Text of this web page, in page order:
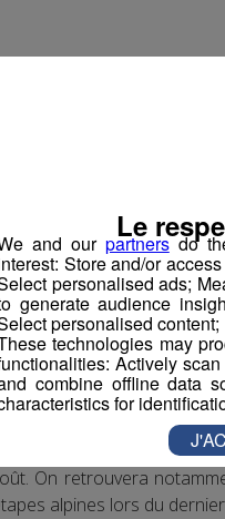
club espère qu’avec
de la difficulté du VTT de
par
de la piste qui
de la coupe de
du monde de VTT qui
On retrouvera
alpines lors du
and our partnersdo
Store and/or
personalised ads;
generate audience
personalised
technologies may
Actively
combine offline data
for
Le